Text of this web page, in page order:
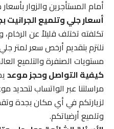
أمام المستأجرين والزوار
أسعار جلي وتلميع الجرانيت
تكلفته تختلف قليلاً عن
نلتزم بتقديم أرخص سعر لمتر
مستويات الصنفرة والتلميع
كيفية التواصل وحجز موعد
مراسلتنا عبر الواتساب لتحديد
لزيارتكم في أي مكان بجدة
وتلميع أرضياتكم.